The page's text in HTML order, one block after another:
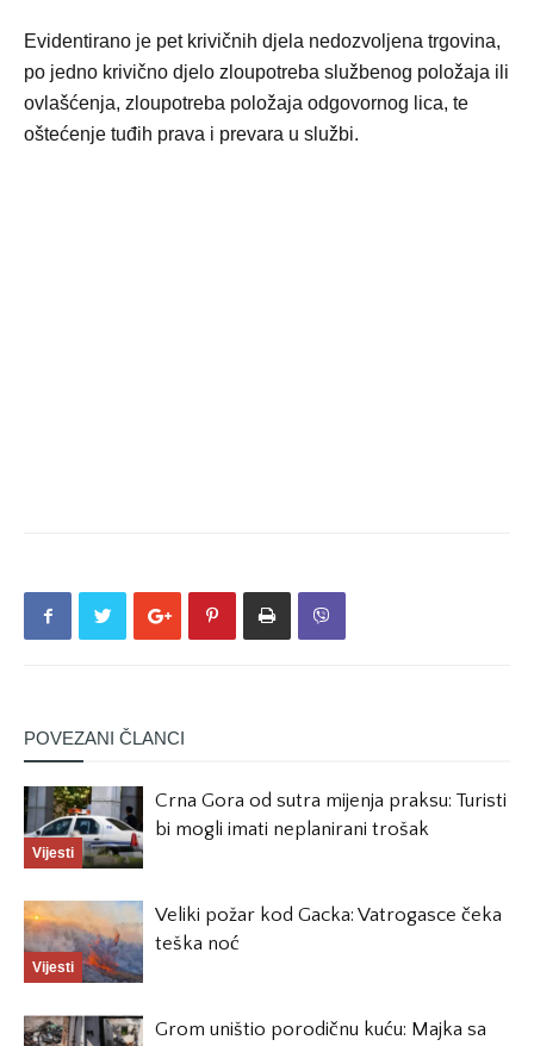
Evidentirano je pet krivičnih djela nedozvoljena trgovina,
po jedno krivično djelo zloupotreba službenog položaja ili
ovlašćenja, zloupotreba položaja odgovornog lica, te
oštećenje tuđih prava i prevara u službi.
POVEZANI ČLANCI
Vijesti
Crna Gora od sutra mijenja praksu: Turisti
bi mogli imati neplanirani trošak
Vijesti
Veliki požar kod Gacka: Vatrogasce čeka
teška noć
Grom uništio porodičnu kuću: Majka sa